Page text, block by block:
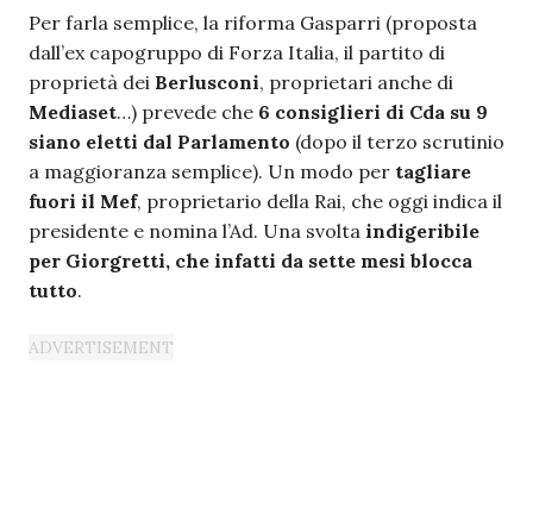
Per farla semplice, la riforma Gasparri (proposta
dall’ex capogruppo di Forza Italia, il partito di
proprietà dei Berlusconi, proprietari anche di
Mediaset…) prevede che 6 consiglieri di Cda su 9
siano eletti dal Parlamento (dopo il terzo scrutinio
a maggioranza semplice). Un modo per tagliare
fuori il Mef, proprietario della Rai, che oggi indica il
presidente e nomina l’Ad. Una svolta indigeribile
per Giorgretti, che infatti da sette mesi blocca
tutto.